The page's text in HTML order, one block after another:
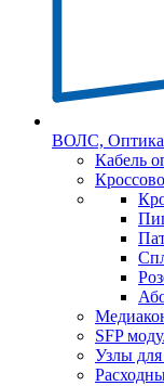
ВОЛС, Оптика
Кабель
SFP
Узлы